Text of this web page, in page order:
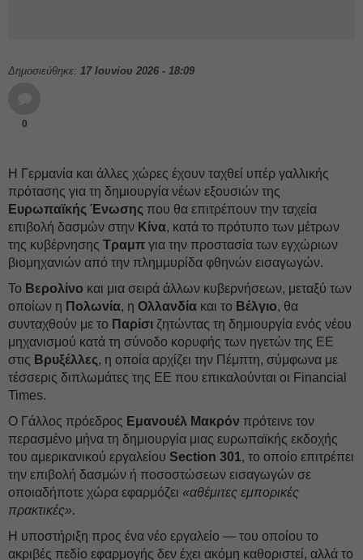
Δημοσιεύθηκε: 17 Ιουνίου 2026 - 18:09
0
Η Γερμανία και άλλες χώρες έχουν ταχθεί υπέρ γαλλικής
πρότασης για τη δημιουργία νέων εξουσιών της
Ευρωπαϊκής Ένωσης που θα επιτρέπουν την ταχεία
επιβολή δασμών στην Κίνα, κατά το πρότυπο των μέτρων
της κυβέρνησης Τραμπ για την προστασία των εγχώριων
βιομηχανιών από την πλημμυρίδα φθηνών εισαγωγών.
Το Βερολίνο και μια σειρά άλλων κυβερνήσεων, μεταξύ των
οποίων η Πολωνία, η Ολλανδία και το Βέλγιο, θα
συνταχθούν με το Παρίσι ζητώντας τη δημιουργία ενός νέου
μηχανισμού κατά τη σύνοδο κορυφής των ηγετών της ΕΕ
στις Βρυξέλλες, η οποία αρχίζει την Πέμπτη, σύμφωνα με
τέσσερις διπλωμάτες της ΕΕ που επικαλούνται οι Financial
Times.
Ο Γάλλος πρόεδρος Εμανουέλ Μακρόν πρότεινε τον
περασμένο μήνα τη δημιουργία μιας ευρωπαϊκής εκδοχής
του αμερικανικού εργαλείου Section 301, το οποίο επιτρέπει
την επιβολή δασμών ή ποσοστώσεων εισαγωγών σε
οποιαδήποτε χώρα εφαρμόζει «αθέμιτες εμπορικές
πρακτικές».
Η υποστήριξη προς ένα νέο εργαλείο — του οποίου το
ακριβές πεδίο εφαρμογής δεν έχει ακόμη καθοριστεί, αλλά το